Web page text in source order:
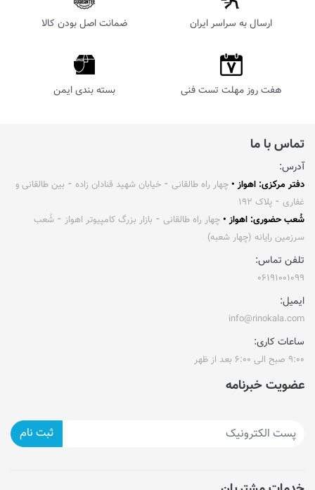
ارسال به سراسر ایران ضمانت اصل بودن کالا
هفت روز مهلت تست فنی بسته بندی ایمن
تماس با ما
آدرس:
دفتر مرکزی: اهواز • چهار راه طالقانی ⁃ خیابان شهید قنادان زاده ⁃ بین طالقانی و
غفاری ⁃ پلاک ۱۹۲
شُعب حضوری: اهواز • چهار راه طالقانی ⁃ بازار بزرگ کامپیوتر اهواز ⁃ شُعب
سرزمین رایانه (چهار شعبه)
تلفن تماس:
۰۶۱۹۱۰۰۱۰۹۹
ایمیل:
info@rinokala.com
ساعات کاری:
۹:۰۰ صبح الی ۶:۰۰ بعد از ظهر
عضویت خبرنامه
ثبت نام